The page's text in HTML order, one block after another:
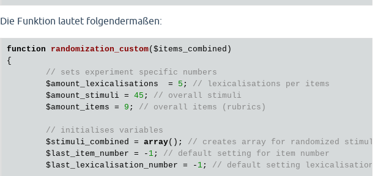
Die Funktion lautet folgendermaßen:
function randomization_custom( $items_combined )
{
// sets experiment specific numbers
$amount_lexicalisations
  =
5 ; // lexicalisations per items
$amount_stimuli = 45 ; // overall stimuli
$amount_items = 9 ; // overall items (rubrics)
// initialises variables
$stimuli_combined = array(); // creates array for randomized stimuli
$last_item_number = - 1; // default setting for item number
$last_lexicalisation_number = - 1; // default setting lexicalisation